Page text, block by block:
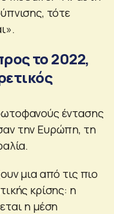
τότε
το 2022,
έντασης
την Ευρώπη, τη
μια από τις πιο
κρίσης: η
η μέση